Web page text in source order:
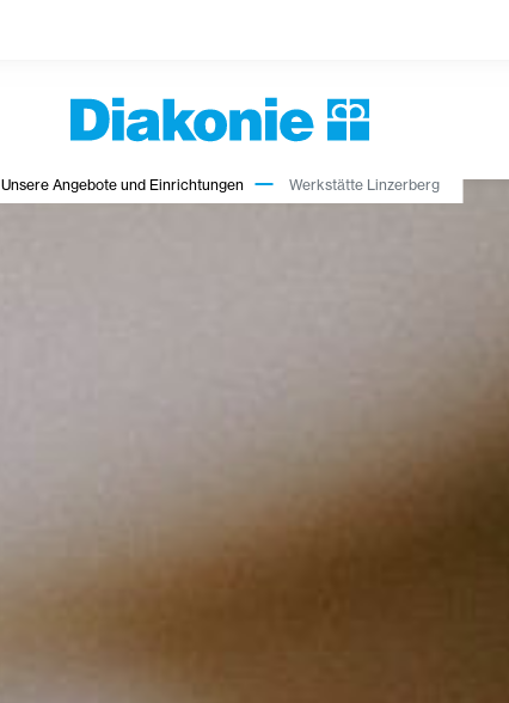
Unsere Angebote und Einrichtungen Werkstätte Linzerberg